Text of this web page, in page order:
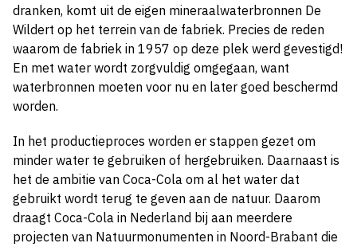
dranken, komt uit de eigen mineraalwaterbronnen De
Wildert op het terrein van de fabriek. Precies de reden
waarom de fabriek in 1957 op deze plek werd gevestigd!
En met water wordt zorgvuldig omgegaan, want
waterbronnen moeten voor nu en later goed beschermd
worden.
In het productieproces worden er stappen gezet om
minder water te gebruiken of hergebruiken. Daarnaast is
het de ambitie van Coca-Cola om al het water dat
gebruikt wordt terug te geven aan de natuur. Daarom
draagt Coca-Cola in Nederland bij aan meerdere
projecten van Natuurmonumenten in Noord-Brabant die